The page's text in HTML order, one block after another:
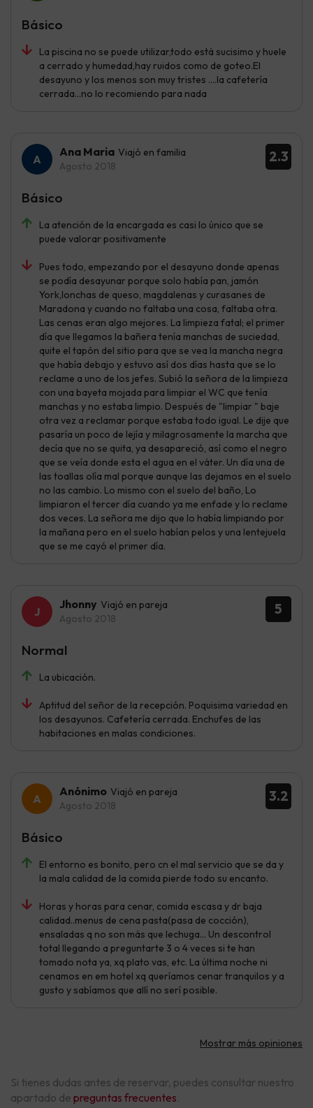
La piscina no se puede utilizar,todo está sucisimo y huele
a cerrado y humedad,hay ruidos como de goteo.El
desayuno y los menos son muy tristes ....la cafetería
cerrada...no lo recomiendo para nada
Básico
2.3
Ana Maria Viajó en familia
Agosto 2018
La atención de la encargada es casi lo único que se
puede valorar positivamente
Pues todo, empezando por el desayuno donde apenas
se podía desayunar porque solo había pan, jamón
York,lonchas de queso, magdalenas y curasanes de
Maradona y cuando no faltaba una cosa, faltaba otra.
Las cenas eran algo mejores. La limpieza fatal; el primer
día que llegamos la bañera tenía manchas de suciedad,
quite el tapón del sitio para que se vea la mancha negra
que había debajo y estuvo así dos días hasta que se lo
reclame a uno de los jefes. Subió la señora de la limpieza
con una bayeta mojada para limpiar el WC que tenía
manchas y no estaba limpio. Después de "limpiar " baje
otra vez a reclamar porque estaba todo igual. Le dije que
pasaría un poco de lejía y milagrosamente la marcha que
decía que no se quita, ya desapareció, así como el negro
que se veía donde esta el agua en el váter. Un día una de
las toallas olía mal porque aunque las dejamos en el suelo
no las cambio. Lo mismo con el suelo del baño, Lo
limpiaron el tercer día cuando ya me enfade y lo reclame
dos veces. La señora me dijo que lo había limpiando por
la mañana pero en el suelo habían pelos y una lentejuela
que se me cayó el primer día.
Básico
5
Jhonny Viajó en pareja
Agosto 2018
La ubicación.
Aptitud del señor de la recepción. Poquisima variedad en
los desayunos. Cafetería cerrada. Enchufes de las
habitaciones en malas condiciones.
Normal
3.2
Anónimo Viajó en pareja
Agosto 2018
El entorno es bonito, pero cn el mal servicio que se da y
la mala calidad de la comida pierde todo su encanto.
Horas y horas para cenar, comida escasa y dr baja
calidad..menus de cena pasta(pasa de cocción),
ensaladas q no son más que lechuga... Un descontrol
total llegando a preguntarte 3 o 4 veces si te han
tomado nota ya, xq plato vas, etc. La última noche ni
cenamos en em hotel xq queríamos cenar tranquilos y a
gusto y sabíamos que allí no serí posible.
Básico
Mostrar más opiniones
Si tienes dudas antes de reservar, puedes consultar nuestro
apartado de preguntas frecuentes.